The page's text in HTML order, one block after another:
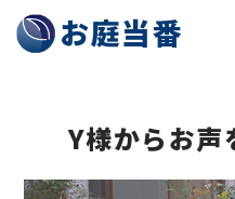
長野県で庭木の剪定・伐採
お庭当番
Y様からお声